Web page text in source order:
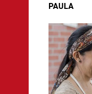
PAULA